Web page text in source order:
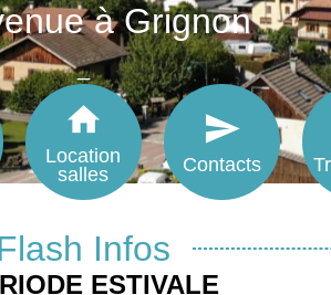
à Grignon
_
Voir plus
home
Location
salles
send
Contacts
Infos